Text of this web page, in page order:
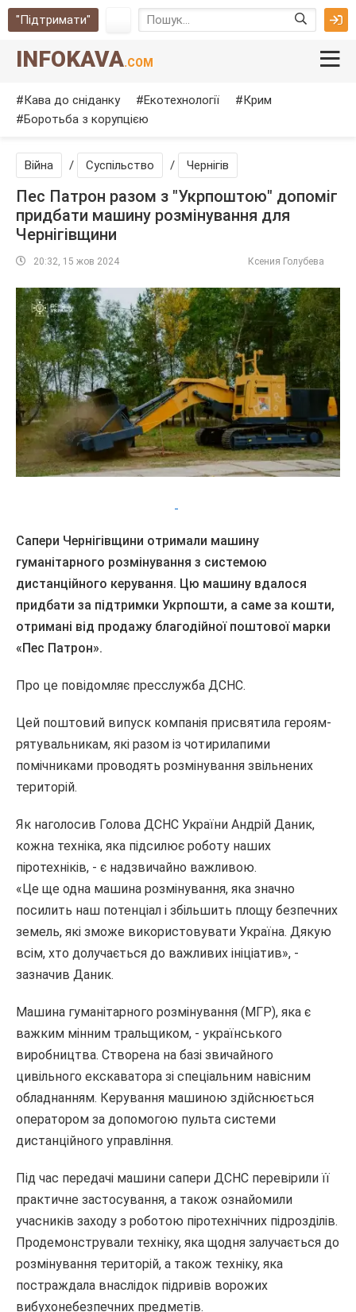
"Підтримати"
INFOKAVA.COM
Кава до сніданку Екотехнології
Крим
Боротьба з корупцією
Війна / Суспільство / Чернігів
Пес Патрон разом з "Укрпоштою" допоміг
придбати машину розмінування для
Чернігівщини
20:32, 15 жов 2024 Ксения Голубева
Сапери Чернігівщини отримали машину
гуманітарного розмінування з системою
дистанційного керування. Цю машину вдалося
придбати за підтримки Укрпошти, а саме за кошти,
отримані від продажу благодійної поштової марки
«Пес Патрон».
Про це повідомляє пресслужба ДСНС.
Цей поштовий випуск компанія присвятила героям-
рятувальникам, які разом із чотирилапими
помічниками проводять розмінування звільнених
територій.
Як наголосив Голова ДСНС України Андрій Даник,
кожна техніка, яка підсилює роботу наших
піротехніків, - є надзвичайно важливою.
«Це ще одна машина розмінування, яка значно
посилить наш потенціал і збільшить площу безпечних
земель, які зможе використовувати Україна. Дякую
всім, хто долучається до важливих ініціатив», -
зазначив Даник.
Машина гуманітарного розмінування (МГР), яка є
важким мінним тральщиком, - українського
виробництва. Створена на базі звичайного
цивільного екскаватора зі спеціальним навісним
обладнанням. Керування машиною здійснюється
оператором за допомогою пульта системи
дистанційного управління.
Під час передачі машини сапери ДСНС перевірили її
практичне застосування, а також ознайомили
учасників заходу з роботою піротехнічних підрозділів.
Продемонстрували техніку, яка щодня залучається до
розмінування територій, а також техніку, яка
постраждала внаслідок підривів ворожих
вибухонебезпечних предметів.